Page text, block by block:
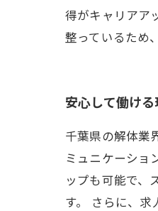
得がキャリアア
整っているため
安心して働け
千葉県の解体業
ミュニケーショ
ップも可能で、
す。 さらに、